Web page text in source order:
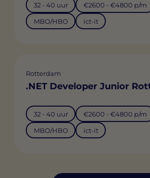
32 - 40 uur €2600 - €4800 p/m
MBO/HBO ict-it
Rotterdam
.NET Developer Junior
32 - 40 uur €2600 - €4800 p/m
MBO/HBO ict-it